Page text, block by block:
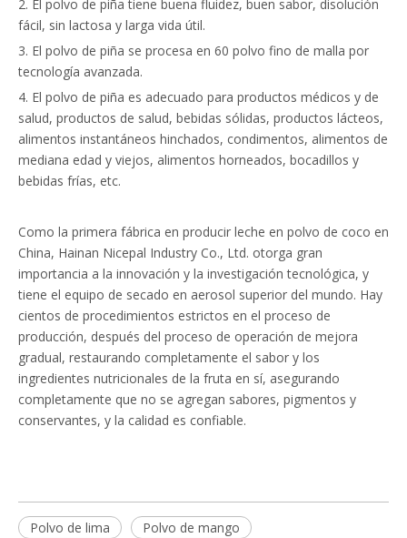
2. El polvo de piña tiene buena fluidez, buen sabor, disolución
fácil, sin lactosa y larga vida útil.
3. El polvo de piña se procesa en 60 polvo fino de malla por
tecnología avanzada.
4. El polvo de piña es adecuado para productos médicos y de
salud, productos de salud, bebidas sólidas, productos lácteos,
alimentos instantáneos hinchados, condimentos, alimentos de
mediana edad y viejos, alimentos horneados, bocadillos y
bebidas frías, etc.
Como la primera fábrica en producir leche en polvo de coco en
China, Hainan Nicepal Industry Co., Ltd. otorga gran
importancia a la innovación y la investigación tecnológica, y
tiene el equipo de secado en aerosol superior del mundo. Hay
cientos de procedimientos estrictos en el proceso de
producción, después del proceso de operación de mejora
gradual, restaurando completamente el sabor y los
ingredientes nutricionales de la fruta en sí, asegurando
completamente que no se agregan sabores, pigmentos y
conservantes, y la calidad es confiable.
Polvo de lima
Polvo de mango